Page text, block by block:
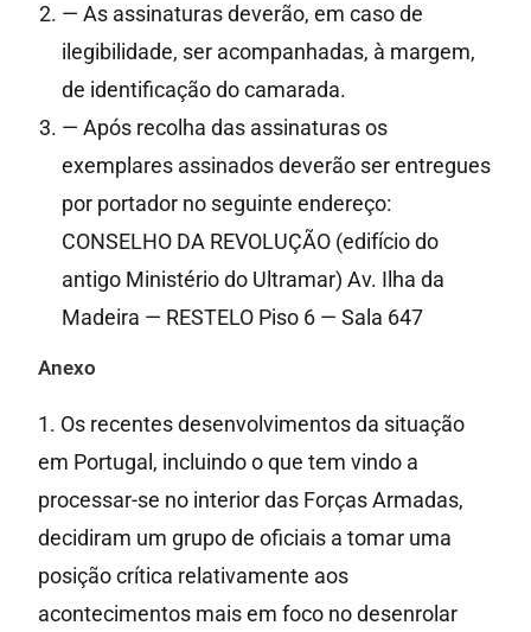
— As assinaturas deverão, em caso de
ilegibilidade, ser acompanhadas, à margem,
de identificação do camarada.
— Após recolha das assinaturas os
exemplares assinados deverão ser entregues
por portador no seguinte endereço:
CONSELHO DA REVOLUÇÃO (edifício do
antigo Ministério do Ultramar) Av. Ilha da
Madeira — RESTELO Piso 6 — Sala 647
Anexo
1. Os recentes desenvolvimentos da situação
em Portugal, incluindo o que tem vindo a
processar-se no interior das Forças Armadas,
decidiram um grupo de oficiais a tomar uma
posição crítica relativamente aos
acontecimentos mais em foco no desenrolar